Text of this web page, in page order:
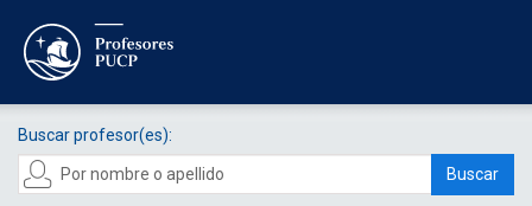
Buscar profesor(es):
Buscar